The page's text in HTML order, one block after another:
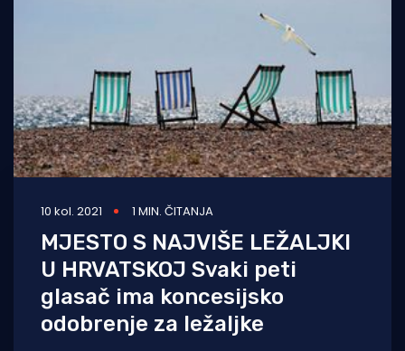
10 kol. 2021 1 MIN. ČITANJA
MJESTO S NAJVIŠE LEŽALJKI
U HRVATSKOJ Svaki peti
glasač ima koncesijsko
odobrenje za ležaljke